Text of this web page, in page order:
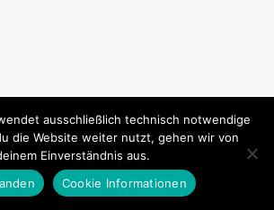
ausschließlich technisch notwendige
die Website weiter nutzt, gehen wir von
Einverständnis aus.
Cookie Informationen